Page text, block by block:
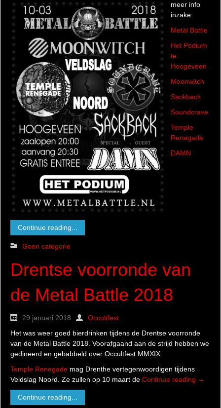
meer info
inzake:
Metal Battle
Het Podium
te
Hoogeveen
Moonwitch
Sackback
Soundcrave
Temple
Renegade
DAMN
Continue reading...
Geen categorie
Drentse voorronde van
de Metal Battle 2018
29 januari 2018
Occultfest
Het was weer goed bierdrinken tijdens de Drentse voorronde
van de Metal Battle 2018. Voorafgaand aan de strijd hebben we
gedineerd en gebabbeld over Occultfest MMXIX.
Temple Renegade mag Drenthe vertegenwoordigen tijdens
Veldslag Noord. Ze zullen op 10 maart de Continue reading →
Continue reading...